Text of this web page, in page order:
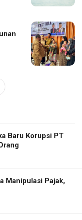
Baru Korupsi PT
Manipulasi Pajak,